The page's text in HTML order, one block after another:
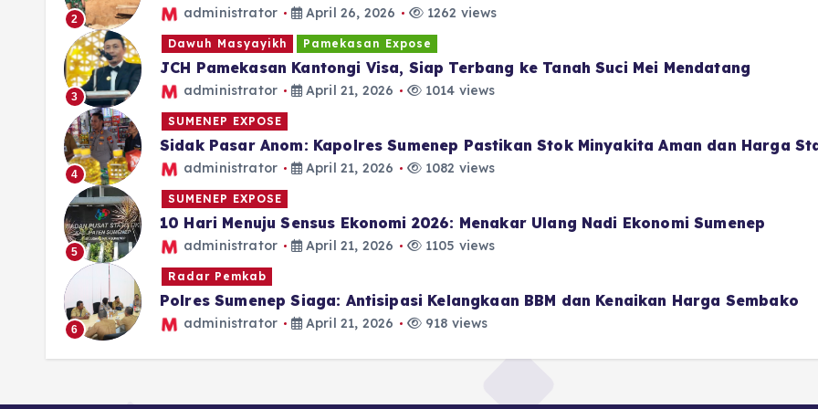
2 administrator April 26, 2026 1262 views
3
Dawuh Masyayikh Pamekasan Expose
JCH Pamekasan Kantongi Visa, Siap Terbang ke Tanah Suci Mei Mendatang
administrator April 21, 2026 1014 views
4
SUMENEP EXPOSE
Sidak Pasar Anom: Kapolres Sumenep Pastikan Stok Minyakita Aman dan Harga
administrator April 21, 2026 1082 views
5
SUMENEP EXPOSE
10 Hari Menuju Sensus Ekonomi 2026: Menakar Ulang Nadi Ekonomi Sumenep
administrator April 21, 2026 1105 views
6
Radar Pemkab
Polres Sumenep Siaga: Antisipasi Kelangkaan BBM dan Kenaikan Harga Sembako
administrator April 21, 2026 918 views